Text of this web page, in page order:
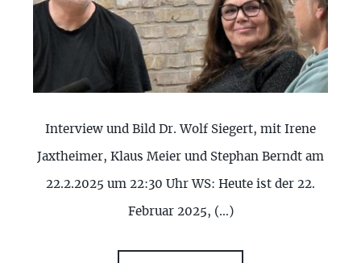
Interview und Bild Dr. Wolf Siegert, mit Irene
Jaxtheimer, Klaus Meier und Stephan Berndt am
22.2.2025 um 22:30 Uhr WS: Heute ist der 22.
Februar 2025, (…)